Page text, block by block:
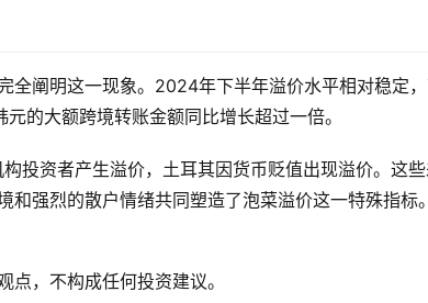
全阐明这一现象。2024年下半年溢价水平相对稳定
的大额跨境转账金额同比增长超过一倍。
投资者产生溢价，土耳其因货币贬值出现溢价。这
强烈的散户情绪共同塑造了泡菜溢价这一特殊指标。
，不构成任何投资建议。